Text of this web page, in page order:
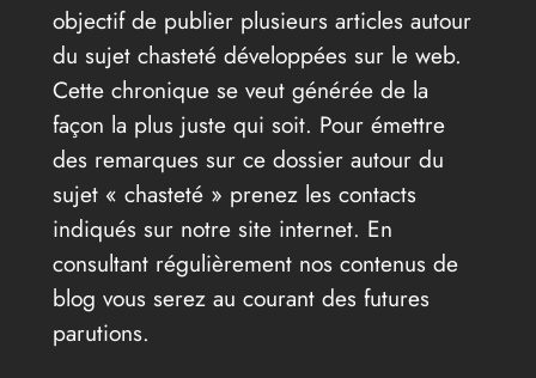
objectif de publier plusieurs articles autour
du sujet chasteté développées sur le web.
Cette chronique se veut générée de la
façon la plus juste qui soit. Pour émettre
des remarques sur ce dossier autour du
sujet « chasteté » prenez les contacts
indiqués sur notre site internet. En
consultant régulièrement nos contenus de
blog vous serez au courant des futures
parutions.